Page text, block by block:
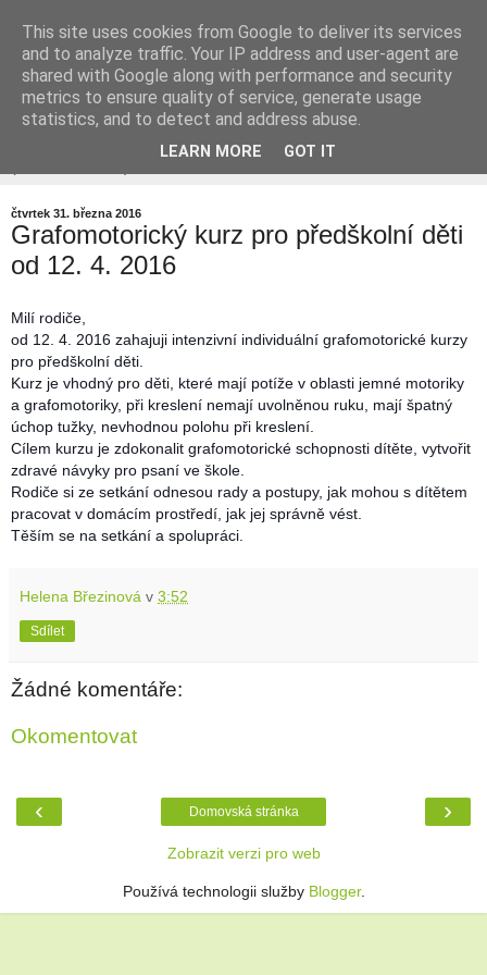
doučování - předškoláci -
grafomotorika - SPU
čtvrtek 31. března 2016
Grafomotorický kurz pro předškolní děti
od 12. 4. 2016
Milí rodiče,
od 12. 4. 2016 zahajuji intenzivní individuální grafomotorické kurzy
pro předškolní děti.
Kurz je vhodný pro děti, které mají potíže v oblasti jemné motoriky
a grafomotoriky, při kreslení nemají uvolněnou ruku, mají špatný
úchop tužky, nevhodnou polohu při kreslení.
Cílem kurzu je zdokonalit grafomotorické schopnosti dítěte, vytvořit
zdravé návyky pro psaní ve škole.
Rodiče si ze setkání odnesou rady a postupy, jak mohou s dítětem
pracovat v domácím prostředí, jak jej správně vést.
Těším se na setkání a spolupráci.
Helena Březinová v 3:52
Sdílet
Žádné komentáře:
Okomentovat
‹ ›
Domovská stránka
Zobrazit verzi pro web
Používá technologii služby Blogger.
This site uses cookies from Google to deliver its services
and to analyze traffic. Your IP address and user-agent are
shared with Google along with performance and security
metrics to ensure quality of service, generate usage
statistics, and to detect and address abuse.
LEARN MORE GOT IT